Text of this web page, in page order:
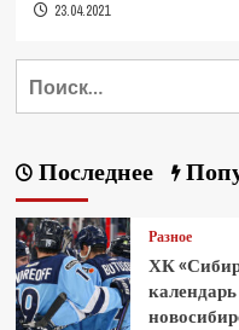
23.04.2021
Последнее
Разное
ХК